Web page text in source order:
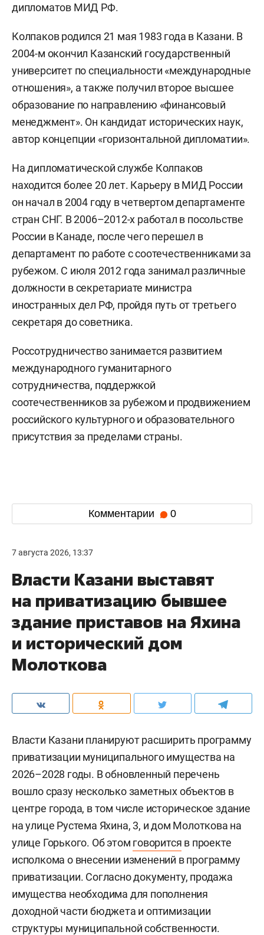
дипломатов МИД РФ.
Колпаков родился 21 мая 1983 года в Казани. В
2004-м окончил Казанский государственный
университет по специальности «международные
отношения», а также получил второе высшее
образование по направлению «финансовый
менеджмент». Он кандидат исторических наук,
автор концепции «горизонтальной дипломатии».
На дипломатической службе Колпаков
находится более 20 лет. Карьеру в МИД России
он начал в 2004 году в четвертом департаменте
стран СНГ. В 2006–2012-х работал в посольстве
России в Канаде, после чего перешел в
департамент по работе с соотечественниками за
рубежом. С июля 2012 года занимал различные
должности в секретариате министра
иностранных дел РФ, пройдя путь от третьего
секретаря до советника.
Россотрудничество занимается развитием
международного гуманитарного
сотрудничества, поддержкой
соотечественников за рубежом и продвижением
российского культурного и образовательного
присутствия за пределами страны.
Комментарии 0
7 августа 2026, 13:37
Власти Казани выставят
на приватизацию бывшее
здание приставов на Яхина
и исторический дом
Молоткова
Власти Казани планируют расширить программу
приватизации муниципального имущества на
2026–2028 годы. В обновленный перечень
вошло сразу несколько заметных объектов в
центре города, в том числе историческое здание
на улице Рустема Яхина, 3, и дом Молоткова на
улице Горького. Об этом говорится в проекте
исполкома о внесении изменений в программу
приватизации. Согласно документу, продажа
имущества необходима для пополнения
доходной части бюджета и оптимизации
структуры муниципальной собственности.